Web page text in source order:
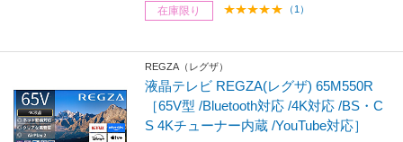
在庫限り （1）
REGZA（レグザ）
液晶テレビ REGZA(レグザ) 65M550R
［65V型 /Bluetooth対応 /4K対応 /BS・C
S 4Kチューナー内蔵 /YouTube対応］